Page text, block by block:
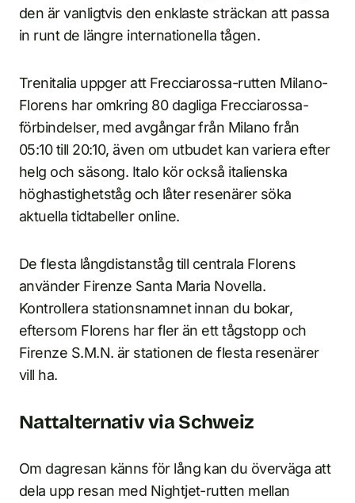
den är vanligtvis den enklaste sträckan att passa
in runt de längre internationella tågen.
Trenitalia uppger att Frecciarossa-rutten Milano-
Florens har omkring 80 dagliga Frecciarossa-
förbindelser, med avgångar från Milano från
05:10 till 20:10, även om utbudet kan variera efter
helg och säsong. Italo kör också italienska
höghastighetståg och låter resenärer söka
aktuella tidtabeller online.
De flesta långdistanståg till centrala Florens
använder Firenze Santa Maria Novella.
Kontrollera stationsnamnet innan du bokar,
eftersom Florens har fler än ett tågstopp och
Firenze S.M.N. är stationen de flesta resenärer
vill ha.
Nattalternativ via Schweiz
Om dagresan känns för lång kan du överväga att
dela upp resan med Nightjet-rutten mellan